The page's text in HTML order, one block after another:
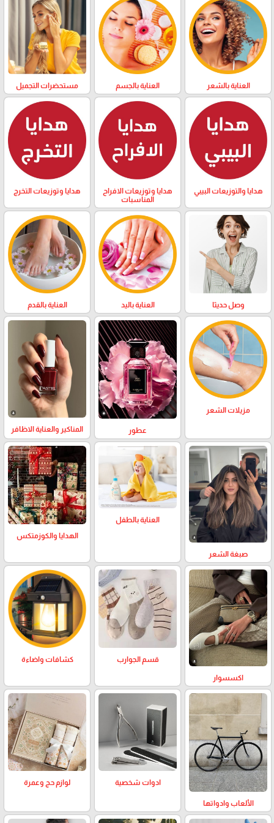
العناية بالشعر العناية بالجسم مستحضرات التجميل
هدايا والتوزيعات البيبي
هدايا وتوزيعات الافراح
المناسبات
هدايا وتوزيعات التخرج
وصل حديثا العناية باليد العناية بالقدم
مزيلات الشعر
عطور المناكير والعناية الاظافر
صبغة الشعر
العناية بالطفل
الهدايا والكوزمتكس
اكسسوار
قسم الجوارب كشافات واضاءة
الألعاب وادواتها
ادوات شخصية لوازم حج وعمرة